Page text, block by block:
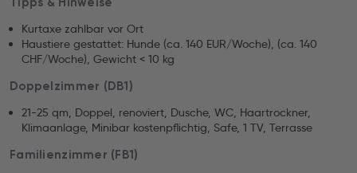
Kurtaxe zahlbar vor Ort
Haustiere gestattet: Hunde (ca. 140 EUR/Woche), (ca. 140
CHF/Woche), Gewicht < 10 kg
Doppelzimmer (DB1)
21-25 qm, Doppel, renoviert, Dusche, WC, Haartrockner,
Klimaanlage, Minibar kostenpflichtig, Safe, 1 TV, Terrasse
Familienzimmer (FB1)